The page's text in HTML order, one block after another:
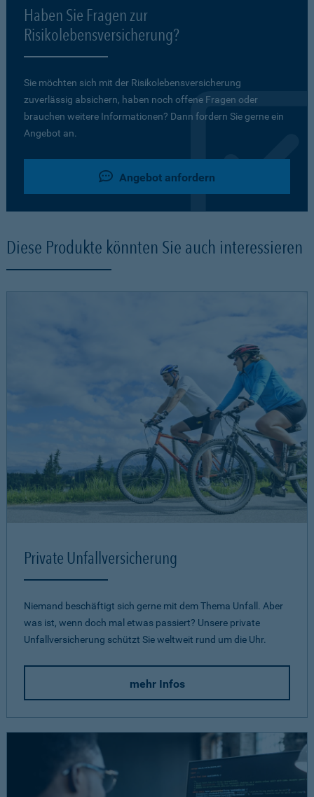
Haben Sie Fragen zur
Risikolebensversicherung?
Sie möchten sich mit der Risikolebensversicherung
zuverlässig absichern, haben noch offene Fragen oder
brauchen weitere Informationen? Dann fordern Sie gerne ein
Angebot an.
Angebot anfordern
Diese Produkte könnten Sie auch interessieren
Private Unfallversicherung
Niemand beschäftigt sich gerne mit dem Thema Unfall. Aber
was ist, wenn doch mal etwas passiert? Unsere private
Unfallversicherung schützt Sie weltweit rund um die Uhr.
mehr Infos